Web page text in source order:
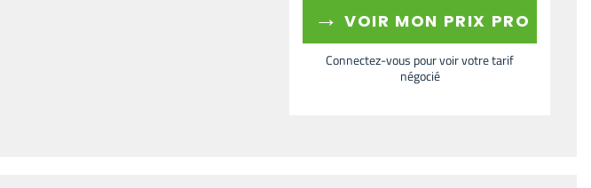
→ VOIR MON PRIX PRO
Connectez-vous pour voir votre tarif
négocié